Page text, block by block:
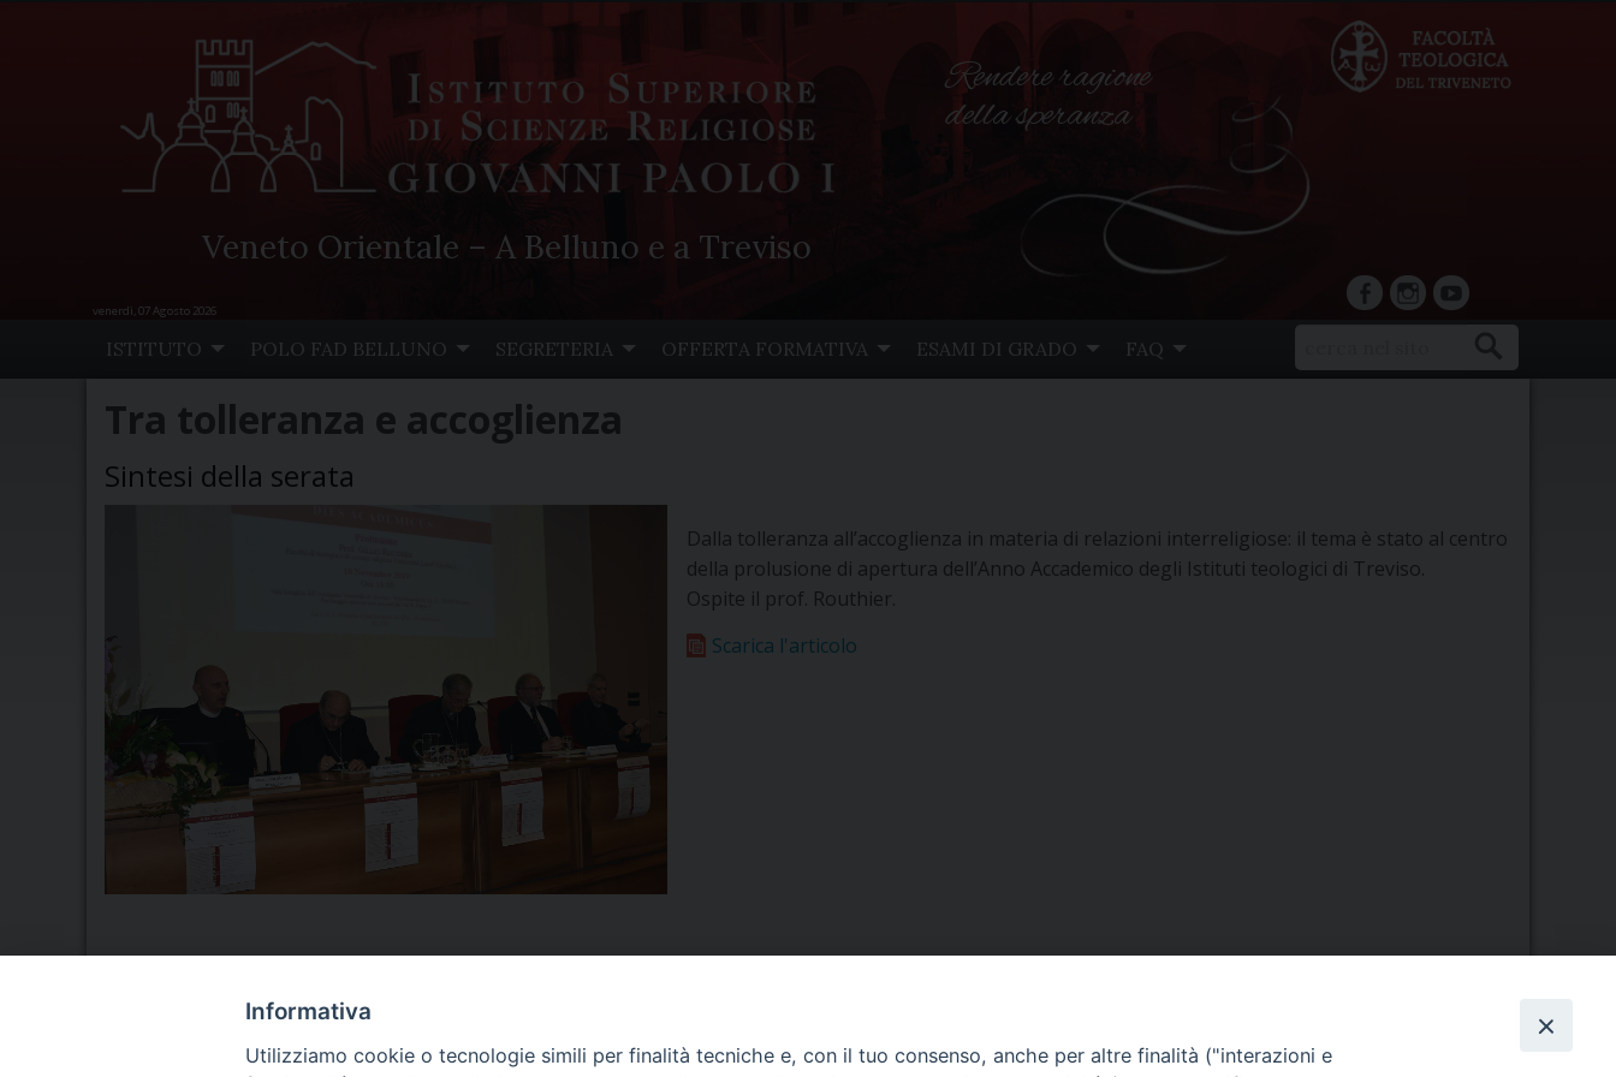
Veneto Orientale – A Belluno e a Treviso
Rendere ragione
della speranza
facebookInstagram
YouTube
venerdì, 07 Agosto 2026
ISTITUTO POLO FAD BELLUNO SEGRETERIA OFFERTA FORMATIVA ESAMI DI GRADO FAQ
Tra tolleranza e accoglienza
Sintesi della serata
Dalla tolleranza all’accoglienza in materia di relazioni interreligiose: il tema è stato al centro
della prolusione di apertura dell’Anno Accademico degli Istituti teologici di Treviso.
Ospite il prof. Routhier.
Scarica l'articolo
Seminario Vescovile di Treviso
p.tta Benedetto XI, 2
Informativa
Utilizziamo cookie o tecnologie simili per finalità tecniche e, con il tuo consenso, anche per altre finalità ("interazioni e